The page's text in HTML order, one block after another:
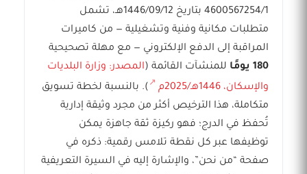
4600567254/1 بتاريخ 1446/09/12هـ، تشمل
متطلبات مكانية وفنية وتشغيلية — من كاميرات
المراقبة إلى الدفع الإلكتروني — مع مهلة تصحيحية
180 يومًا
للمنشآت القائمة (المصدر: وزارة البلديات
والإسكان، 1446هـ/2025م
). بالنسبة لخطة تسويق
متكاملة، هذا الترخيص أكثر من مجرد وثيقة إدارية
تُحفظ في الدرج؛ فهو ركيزة ثقة جاهزة يمكن
توظيفها عبر كل نقطة تلامس رقمية: ذكره في
صفحة “من نحن”، والإشارة إليه في السيرة التعريفية